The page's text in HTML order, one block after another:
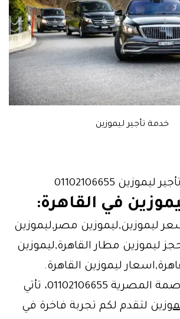
خدمة تأجير ليموزين
01102106655
في القاهرة:
ليموزين,ليموزين مصر,ليموزين
ليموزين مطار القاهرة,ليموزين
ليموزين القاهرة.
في قلب العاصمة المصرية 01102106655، تأتي
لتقدم لكم تجربة فاخرة في